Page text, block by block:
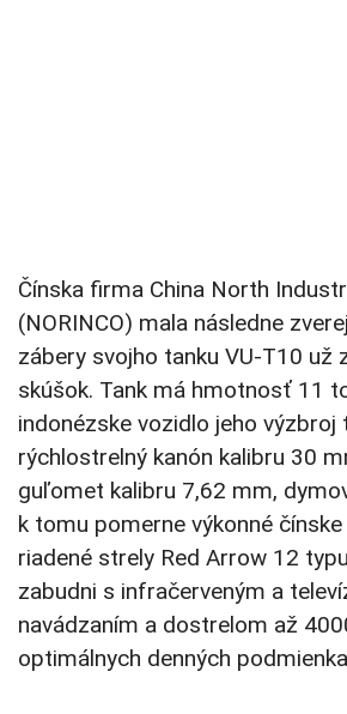
Čínska firma China North
(NORINCO) mala následne
zábery svojho tanku VU-T10 už
skúšok. Tank má hmotnosť 11
indonézske vozidlo jeho
rýchlostrelný kanón kalibru 30
guľomet kalibru 7,62 mm,
k tomu pomerne výkonné
riadené strely Red Arrow 12
zabudni s infračerveným a
navádzaním a dostrelom až
optimálnych denných